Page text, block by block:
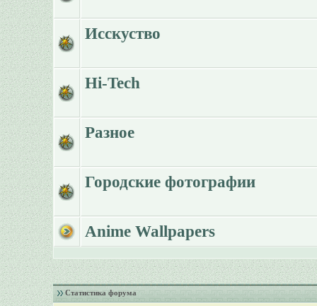
Исскуство
Hi-Tech
Разное
Городские фотографии
Anime Wallpapers
Статистика форума